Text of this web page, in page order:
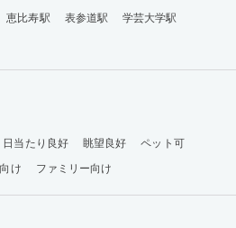
恵比寿駅 表参道駅
学芸大学駅
日当たり良好 眺望良好
ペット可
け ファミリー向け